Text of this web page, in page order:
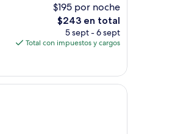
$195 por noche
El
precio
actual
$243
$243 en total
5 sept - 6 sept
Total con impuestos y cargos